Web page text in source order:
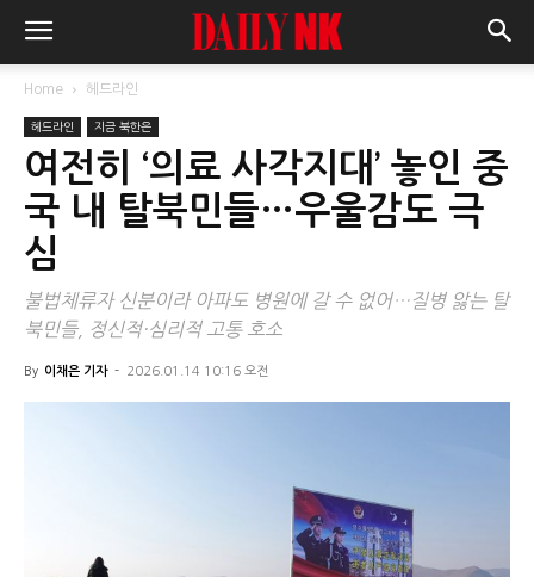
Home 헤드라인
헤드라인 지금 북한은
여전히 ‘의료 사각지대’ 놓인 중
국 내 탈북민들…우울감도 극
심
불법체류자 신분이라 아파도 병원에 갈 수 없어…질병 앓는 탈
북민들, 정신적·심리적 고통 호소
By 이채은 기자 - 2026.01.14 10:16 오전